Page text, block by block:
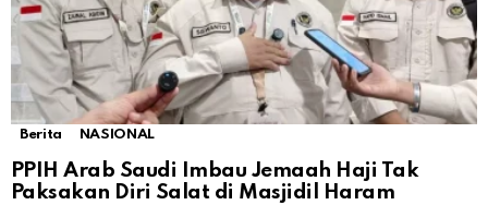
Berita NASIONAL
PPIH Arab Saudi Imbau Jemaah Haji Tak
Paksakan Diri Salat di Masjidil Haram